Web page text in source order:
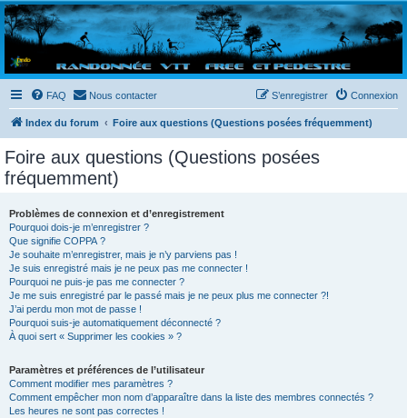
Randovttfree.fr
Bienvenue sur le site des randos vtt et pédestre de Bretagne . Bonne navigation sur le site
et bonnes randos dans l'Ouest !
FAQ Nous contacter Connexion
S’enregistrer
Index du forum Foire aux questions (Questions posées fréquemment)
Foire aux questions (Questions posées
fréquemment)
Problèmes de connexion et d’enregistrement
Pourquoi dois-je m’enregistrer ?
Que signifie COPPA ?
Je souhaite m’enregistrer, mais je n’y parviens pas !
Je suis enregistré mais je ne peux pas me connecter !
Pourquoi ne puis-je pas me connecter ?
Je me suis enregistré par le passé mais je ne peux plus me connecter ?!
J’ai perdu mon mot de passe !
Pourquoi suis-je automatiquement déconnecté ?
À quoi sert « Supprimer les cookies » ?
Paramètres et préférences de l’utilisateur
Comment modifier mes paramètres ?
Comment empêcher mon nom d’apparaître dans la liste des membres connectés ?
Les heures ne sont pas correctes !